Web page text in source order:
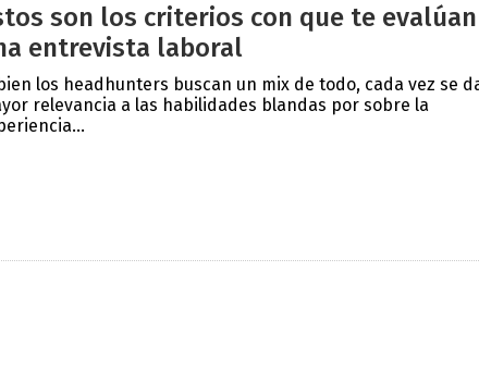
son los criterios con que te
entrevista laboral
los headhunters buscan un mix de todo, cada vez se
relevancia a las habilidades blandas por sobre la